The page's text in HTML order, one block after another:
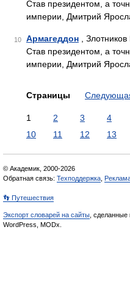
Став президентом, а
империи, Дмитрий
10 Армагеддон ,
Став президентом, а
империи, Дмитрий
Страницы
1 2 3 4
10
11 12 13
© Академик, 2000-2026
Обратная связь: Техподдержка
👣 Путешествия
Экспорт словарей на сайты , сделанные
WordPress, MODx.